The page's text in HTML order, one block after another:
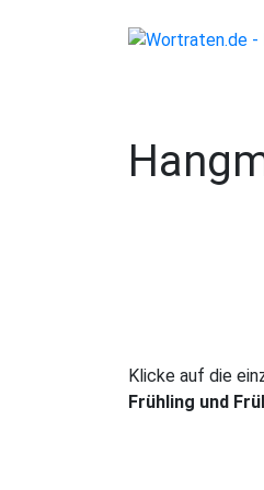
Klicke auf die
Frühling und